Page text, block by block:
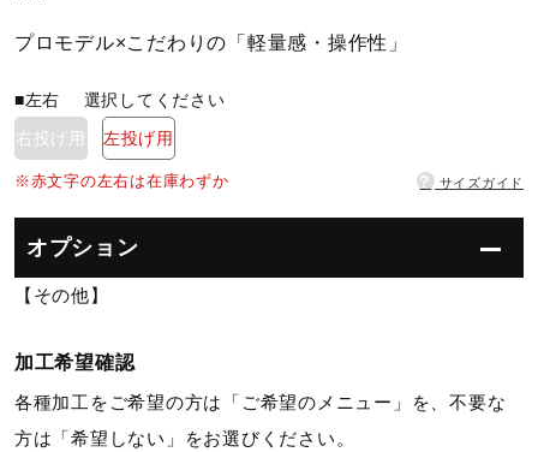
柔道
ウィンタースポーツ
ライフスタイルグッズ
プロモデル×こだわりの「軽量感・操作性」
■左右 選択してください
右投げ用
左投げ用
※赤文字の左右は在庫わずか ? サイズガイド
オプション
【その他】
加工希望確認
各種加工をご希望の方は「ご希望のメニュー」を、不要な
方は「希望しない」をお選びください。